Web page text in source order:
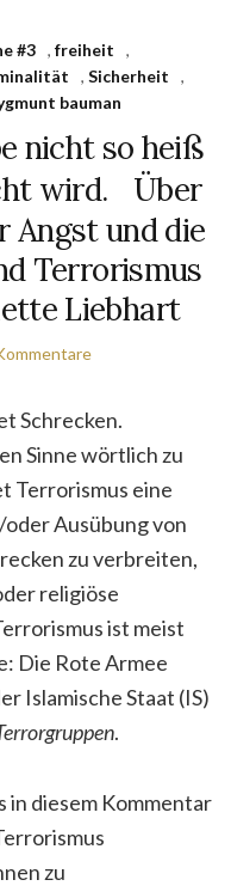
#3 , freiheit
,
, Sicherheit
,
bauman
nicht so heiß
wird. Über
Angst und die
Terrorismus
Liebhart
Schrecken.
Sinne wörtlich zu
Terrorismus eine
Ausübung von
zu verbreiten,
religiöse
ist meist
Die Rote Armee
Islamische Staat (IS)
.
in diesem Kommentar
zu